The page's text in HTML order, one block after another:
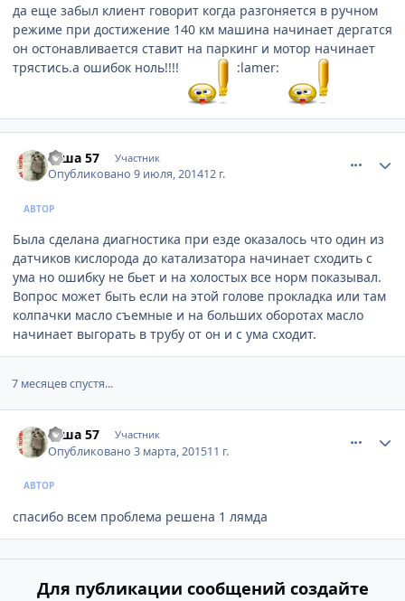
да еще забыл клиент говорит когда разгоняется в ручном
режиме при достижение 140 км машина начинает дергатся
он остонавливается ставит на паркинг и мотор начинает
трястись.а ошибок ноль!!!!
:lamer:
саша 57 Участник
Опубликовано9 июля, 201412 г.
АВТОР
Была сделана диагностика при езде оказалось что один из
датчиков кислорода до катализатора начинает сходить с
ума но ошибку не бьет и на холостых все норм показывал.
Вопрос может быть если на этой голове прокладка или там
колпачки масло съемные и на больших оборотах масло
начинает выгорать в трубу от он и с ума сходит.
7 месяцев спустя...
саша 57 Участник
Опубликовано3 марта, 201511 г.
АВТОР
спасибо всем проблема решена 1 лямда
Для публикации сообщений создайте